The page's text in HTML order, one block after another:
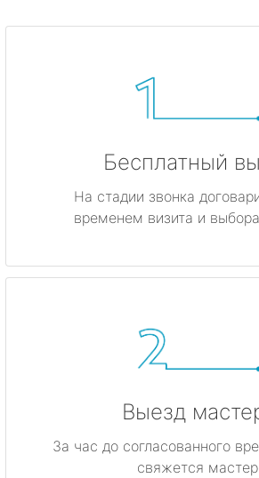
Бесплатный
На стадии звонка
временем визита и
Выезд
За час до согласованного
свяжется